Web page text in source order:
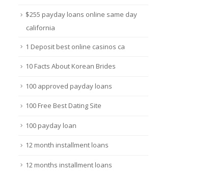
$255 payday loans online same day
california
1 Deposit best online casinos ca
10 Facts About Korean Brides
100 approved payday loans
100 Free Best Dating Site
100 payday loan
12 month installment loans
12 months installment loans